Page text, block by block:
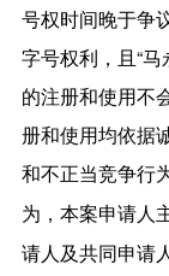
号权时间晚于争
字号权利，且“
的注册和使用不
册和使用均依据
和不正当竞争行为
为， 本案申请人
请人及共同申请